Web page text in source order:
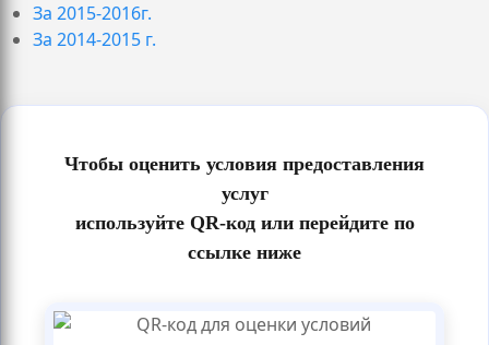
За 2015-2016г.
За 2014-2015 г.
Чтобы оценить условия предоставления
услуг
используйте QR-код или перейдите по
ссылке ниже